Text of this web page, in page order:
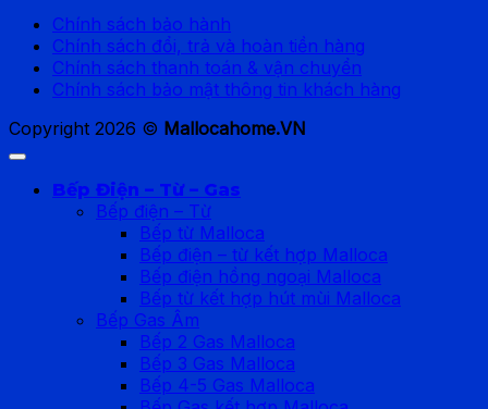
Chính sách bảo hành
Chính sách đổi, trả và hoàn tiền hàng
Chính sách thanh toán & vận chuyển
Chính sách bảo mật thông tin khách hàng
Copyright 2026 © Mallocahome.VN
Bếp Điện – Từ – Gas
Bếp điện – Từ
Bếp từ Malloca
Bếp điện – từ kết hợp Malloca
Bếp điện hồng ngoại Malloca
Bếp từ kết hợp hút mùi Malloca
Bếp Gas Âm
Bếp 2 Gas Malloca
Bếp 3 Gas Malloca
Bếp 4-5 Gas Malloca